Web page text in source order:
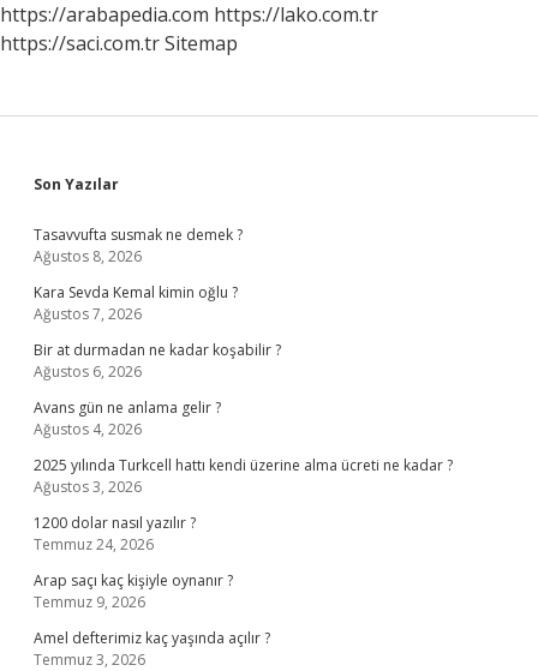
https://arabapedia.com https://lako.com.tr
https://saci.com.trSitemap
Sidebar
Son Yazılar
Tasavvufta susmak ne demek ?
Ağustos 8, 2026
Kara Sevda Kemal kimin oğlu ?
Ağustos 7, 2026
Bir at durmadan ne kadar koşabilir ?
Ağustos 6, 2026
Avans gün ne anlama gelir ?
Ağustos 4, 2026
2025 yılında Turkcell hattı kendi üzerine alma ücreti ne kadar ?
Ağustos 3, 2026
1200 dolar nasıl yazılır ?
Temmuz 24, 2026
Arap saçı kaç kişiyle oynanır ?
Temmuz 9, 2026
Amel defterimiz kaç yaşında açılır ?
Temmuz 3, 2026